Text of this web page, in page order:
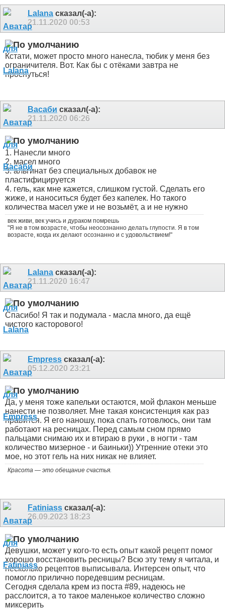
Lalana сказал(-а):
21.11.2020 00:53
Кстати, может просто много нанесла, тюбик у меня без
ограничителя. Вот. Как бы с отёками завтра не
проснуться!
Васаби сказал(-а):
21.11.2020 06:26
1. Нанесли много
2. масел много
3. альгинат без специальных добавок не
пластифицируется
4. гель, как мне кажется, слишком густой. Сделать его
жиже, и наноситься будет без капелек. Но такого
количества масел уже и не возьмёт, а и не нужно
век живи, век учись и дураком помрешь
"Я не в том возрасте, чтобы неосознанно делать глупости. Я в том
возрасте, когда их делают осознанно и с удовольствием!"
Lalana сказал(-а):
21.11.2020 16:47
Спасибо! Я так и подумала - масла много, да ещё
чистого касторового!
Empress сказал(-а):
05.12.2020 23:21
Да, у меня тоже капельки остаются, мой флакон меньше
нанести не позволяет. Мне такая консистенция как раз
нравится. Я его наношу, пока спать готовлюсь, они там
работают на ресницах. Перед самым сном прямо
пальцами снимаю их и втираю в руки , в ногти - там
количество мизерное - и баиньки)) Утренние отеки это
мое, но этот гель на них никак не влияет.
Красота — это обещание счастья.
Fatiniass сказал(-а):
26.09.2023 18:23
Девушки, может у кого-то есть опыт какой рецепт помог
хорошо восстановить ресницы? Всю эту тему я читала, и
несколько рецептов выписывала. Интерсен опыт, что
помогло прилично поредевшим ресницам.
Сегодня сделала крем из поста #89, надеюсь не
расслоится, а то такое маленькое количество сложно
миксерить